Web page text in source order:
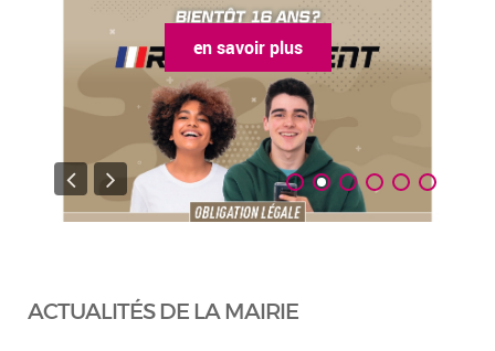
en savoir plus
ACTUALITÉS DE LA MAIRIE